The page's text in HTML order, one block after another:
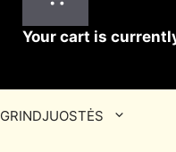
Your cart is
GRINDJUOSTĖS